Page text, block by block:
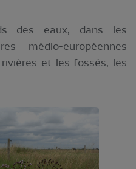
des eaux, dans les
médio-européennes
et les fossés, les